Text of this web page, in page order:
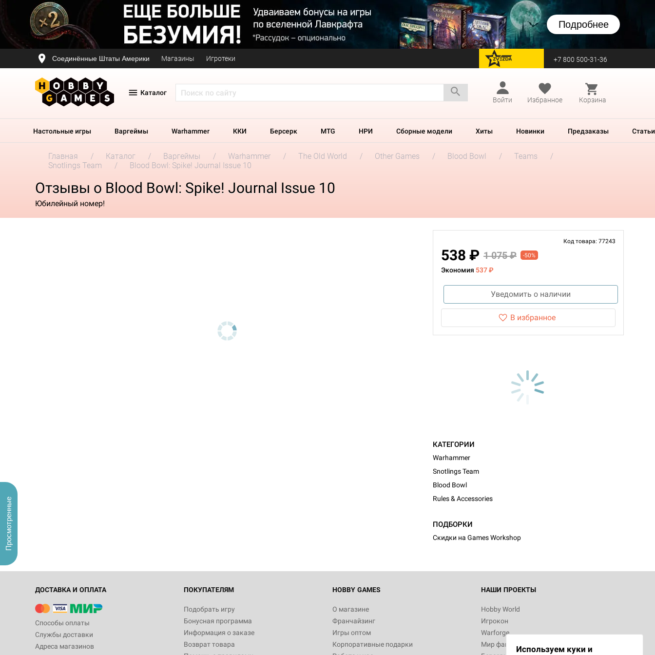
Подробнее
Соединённые Штаты Америки Магазины Игротеки перейти на Zvezda +7 800 500-31-36
Каталог
Войти
Избранное Корзина
Настольные игры Варгеймы Warhammer ККИ Берсерк MTG НРИ Сборные модели Хиты Новинки Предзаказы Статьи
Главная Каталог Варгеймы Warhammer The Old World Other Games Blood Bowl
Teams
Snotlings Team
Blood Bowl: Spike! Journal Issue 10
Отзывы о Blood Bowl: Spike! Journal Issue 10
Юбилейный номер!
Код товара: 77243
538 ₽ 1 075 ₽ -50%
Экономия 537 ₽
Уведомить о наличии
В избранное
КАТЕГОРИИ
Warhammer
Snotlings Team
Blood Bowl
Rules & Accessories
ПОДБОРКИ
Скидки на Games Workshop
ДОСТАВКА И ОПЛАТА
Способы оплаты
Службы доставки
Адреса магазинов
ПОКУПАТЕЛЯМ
Подобрать игру
Бонусная программа
Информация о заказе
Возврат товара
HOBBY GAMES
О магазине
Франчайзинг
Игры оптом
Корпоративные подарки
НАШИ ПРОЕКТЫ
Hobby World
Игрокон
Warforge
Мир фантастикиИспользуем куки и
Просмотренные
Настольная игра Hobby World Монстры
Белая смерть
12 990
Настольная игра Hobby World Ужас
3 490